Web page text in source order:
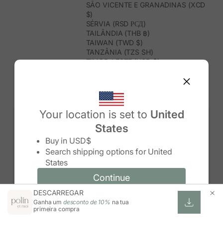
Your location is set to United
States
Buy in USD$
Search shipping options for United
States
Continue
Change country/region and language
Change country/region
Continue
SÃO VICENTE E GRANADINAS (XCD
$)
SÉRVIA (RSD РСД)
TAILÂNDIA (THB ฿)
TAIWAN (TWD $)
TANZÂNIA (TZS SH)
TIMOR-LESTE (USD $)
TRINDADE E TOBAGO (TTD $)
TUNÍSIA (USD $)
TURQUEMENISTÃO (USD $)
TURQUIA (TRY ₺)
TUVALU (AUD $)
UGANDA (UGX USH)
URUGUAI (UYU $U)
USBEQUISTÃO (UZS SO'M)
VENEZUELA (USD $)
VIETNAME (VND ₫)
WALLIS E FUTUNA (XPF FR)
ZIMBABUÉ (USD $)
DESCARREGAR
Ganha um desconto de 10% na tua
primeira compra